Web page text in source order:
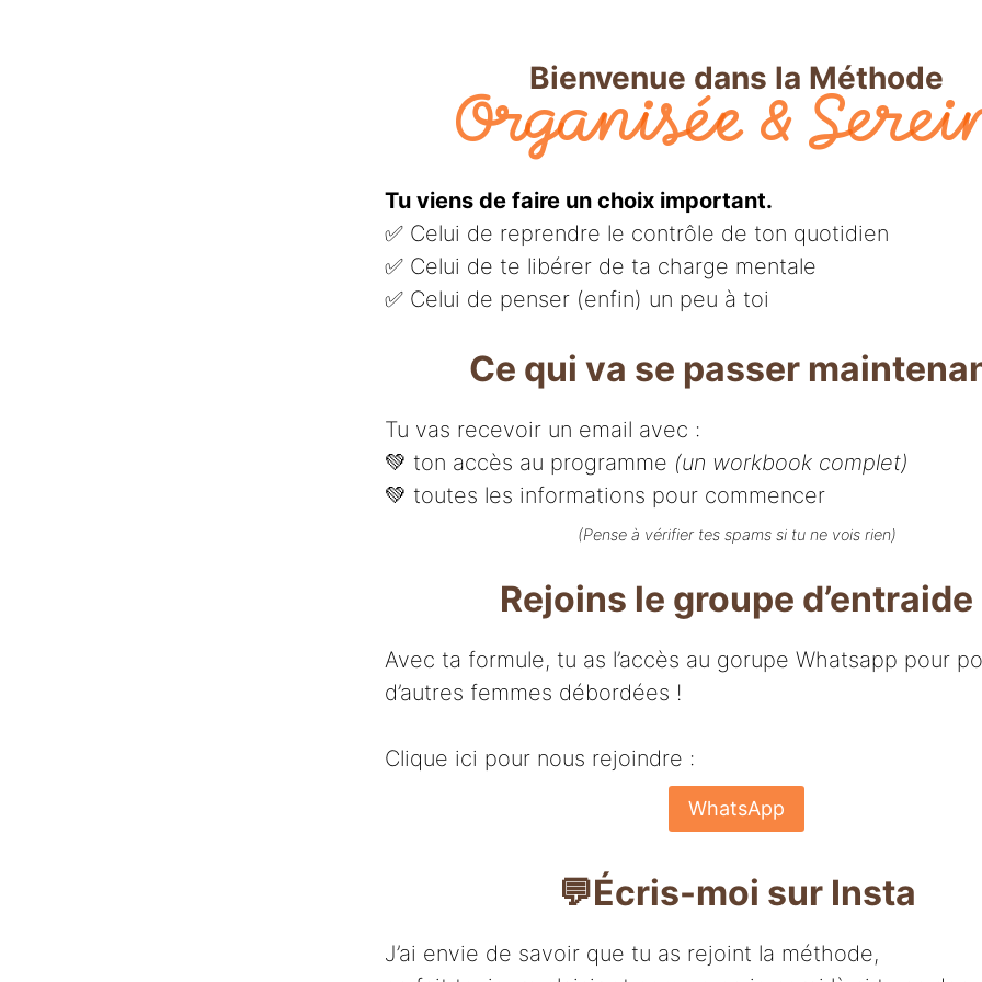
Bienvenue dans la Méthode
Organisée &
Tu viens de faire un choix important.
✅ Celui de reprendre le contrôle de ton quotidien
✅ Celui de te libérer de ta charge mentale
✅ Celui de penser (enfin) un peu à toi
Ce qui va se passer
Tu vas recevoir un email avec :
💚​ ton accès au programme (un workbook complet)
💚​ toutes les informations pour commencer
(Pense à vérifier tes spams si tu ne vois rien)
Rejoins le groupe d’entraide
Avec ta formule, tu as l’accès au gorupe Whatsapp pour
d’autres femmes débordées !
Clique ici pour nous rejoindre :
WhatsApp
💬Écris-moi sur Insta
J’ai envie de savoir que tu as rejoint la méthode,